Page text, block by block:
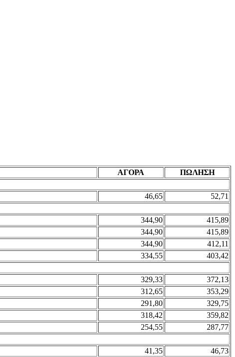
ΑΓΟΡΑ
ΠΩΛΗΣΗ
46,65
52,71
344,90
415,89
344,90
415,89
344,90
412,11
334,55
403,42
329,33
372,13
312,65
353,29
291,80
329,75
318,42
359,82
254,55
287,77
41,35 46,73